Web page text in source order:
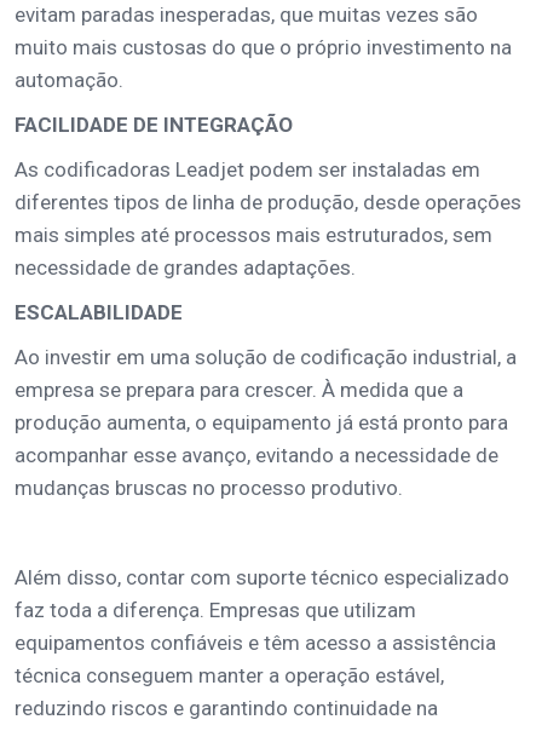
evitam paradas inesperadas, que muitas vezes são
muito mais custosas do que o próprio investimento na
automação.
FACILIDADE DE INTEGRAÇÃO
As codificadoras Leadjet podem ser instaladas em
diferentes tipos de linha de produção, desde operações
mais simples até processos mais estruturados, sem
necessidade de grandes adaptações.
ESCALABILIDADE
Ao investir em uma solução de codificação industrial, a
empresa se prepara para crescer. À medida que a
produção aumenta, o equipamento já está pronto para
acompanhar esse avanço, evitando a necessidade de
mudanças bruscas no processo produtivo.
Além disso, contar com suporte técnico especializado
faz toda a diferença. Empresas que utilizam
equipamentos confiáveis e têm acesso a assistência
técnica conseguem manter a operação estável,
reduzindo riscos e garantindo continuidade na